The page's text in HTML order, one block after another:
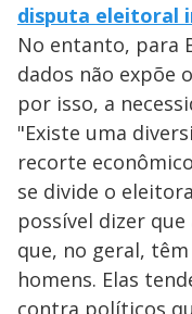
disputa eleitoral
No entanto, para
dados não expõe
por isso, a
"Existe uma
recorte
se divide o
possível dizer
que, no geral,
homens. Elas
contra políticos